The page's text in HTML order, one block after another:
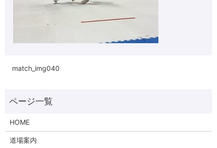
match_img040
HOME
道場案内